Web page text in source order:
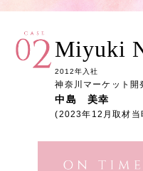
はじめて学ぶ！
生命保険ビジネス基
職場で学ぶ!
MEIJIYASUDA イン
社長メッセージ
会社概要
私たちの想い
明治安田の人々
明治安田の人々 Top
職員紹介
"ON"&"OFF" Woman's Style
女性職員に会いに行こ
採用情報
採用情報 Top
採用コンセプト
Miyuki
2012年入社
神奈川マーケット
中島 美幸
(2023年12月取材当